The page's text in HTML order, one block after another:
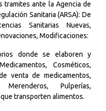
tramites ante la Agencia de
Sanitaria (ARSA): De
Sanitarias Nuevas,
Modificaciones:
donde se elaboren y
Cosméticos,
venta de medicamentos,
Merenderos, Pulperías,
transporten alimentos.